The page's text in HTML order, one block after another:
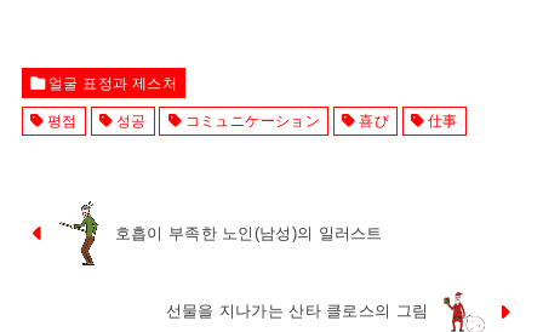
얼굴 표정과 제스처
평점 성공 コミュニケーション 喜び 仕事
호흡이 부족한 노인(남성)의 일러스트
선물을 지나가는 산타 클로스의 그림